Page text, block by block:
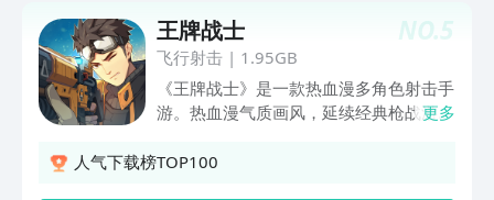
污染区，完成推进任务。与敌人周旋的同
时，请尽可能搜索地图中遗存的物资箱，
获取更高报酬。【拟真武器系统，枪械自
由改装】手枪、机枪、霰弹枪……全种类
枪械，360°预览。您可自由加装配件，
打造独一无二的枪械外观，以最精锐的武
NO.5
王牌战士
飞行射击| 1.95GB
《王牌战士》是一款热血漫多角色射击手
游。热血漫气质画风，延续经典枪战游
色，酷炫战斗技能玩转指尖！多角色多技
更多
人气下载榜TOP100